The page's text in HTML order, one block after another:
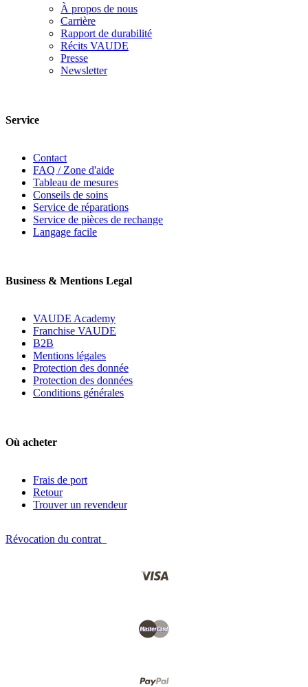
À propos de nous
Carrière
Rapport de durabilité
Récits VAUDE
Presse
Newsletter
Service
Contact
FAQ / Zone d'aide
Tableau de mesures
Conseils de soins
Service de réparations
Service de pièces de rechange
Langage facile
Business & Mentions Legal
VAUDE Academy
Franchise VAUDE
B2B
Mentions légales
Protection des donnée
Protection des données
Conditions générales
Où acheter
Frais de port
Retour
Trouver un revendeur
Révocation du contrat